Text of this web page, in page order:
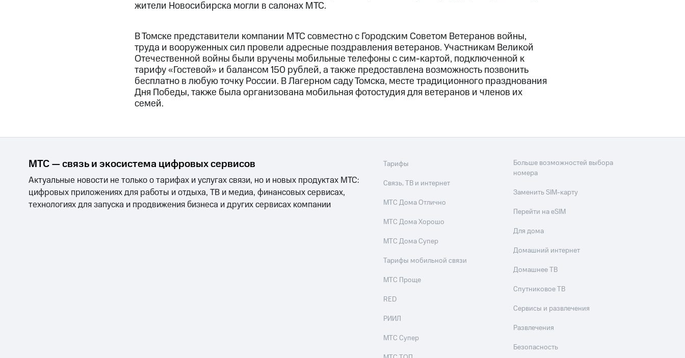
жители Новосибирска могли в салонах МТС.
В Томске представители компании МТС совместно с Городским Советом Ветеранов войны,
труда и вооруженных сил провели адресные поздравления ветеранов. Участникам Великой
Отечественной войны были вручены мобильные телефоны с сим-картой, подключенной к
тарифу «Гостевой» и балансом 150 рублей, а также предоставлена возможность позвонить
бесплатно в любую точку России. В Лагерном саду Томска, месте традиционного празднования
Дня Победы, также была организована мобильная фотостудия для ветеранов и членов их
семей.
МТС — связь и экосистема цифровых сервисов
Актуальные новости не только о тарифах и услугах связи, но и новых продуктах МТС:
цифровых приложениях для работы и отдыха, ТВ и медиа, финансовых сервисах,
технологиях для запуска и продвижения бизнеса и других сервисах компании
Тарифы
Связь, ТВ и интернет
МТС Дома Отлично
МТС Дома Хорошо
МТС Дома Супер
Тарифы мобильной связи
МТС Проще
RED
РИИЛ
МТС Супер
Больше возможностей выбора
номера
Заменить SIM-карту
Перейти на eSIM
Для дома
Домашний интернет
Домашнее ТВ
Спутниковое ТВ
Сервисы и развлечения
Развлечения
Безопасность